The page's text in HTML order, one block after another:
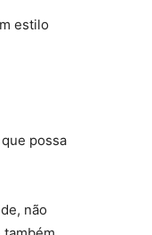
estilo
possa
não